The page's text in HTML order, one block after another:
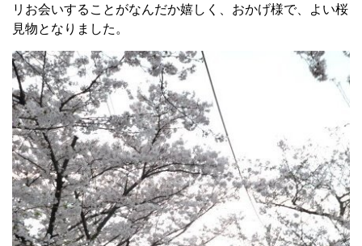
リお会いすることがなんだか嬉しく、おかげ様で、よい桜
見物となりました。